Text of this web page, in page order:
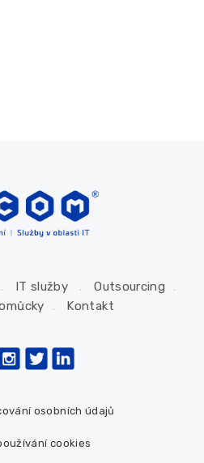
IT služby
Outsourcing
Kontakt
osobních údajů
cookies